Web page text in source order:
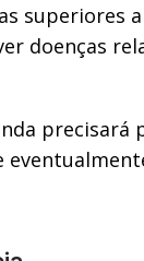
superiores
doenças